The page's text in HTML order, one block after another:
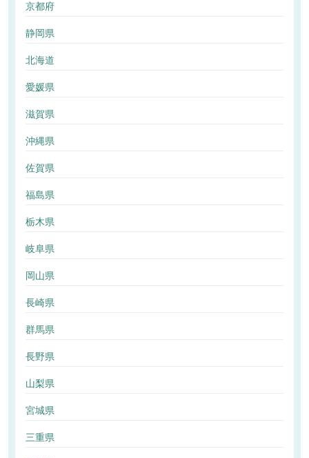
京都府
静岡県
北海道
愛媛県
滋賀県
沖縄県
佐賀県
福島県
栃木県
岐阜県
岡山県
長崎県
群馬県
長野県
山梨県
宮城県
三重県